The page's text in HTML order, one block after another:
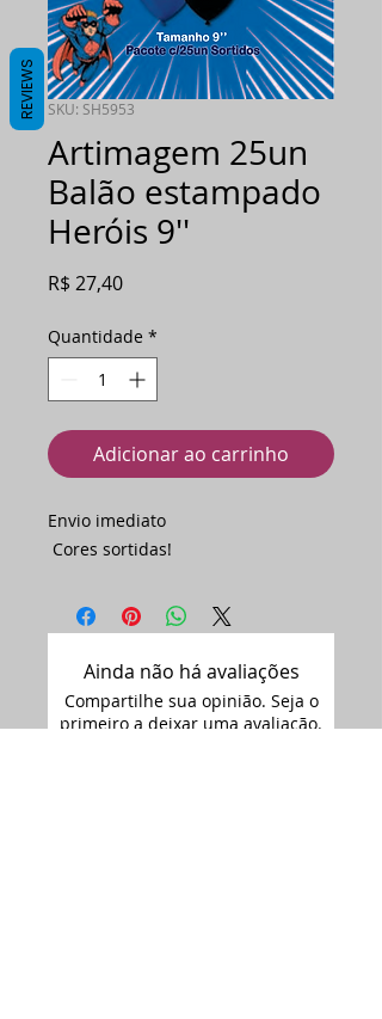
SKU: SH5953
Artimagem 25un
Balão estampado
Heróis 9''
R$ 27,40Preço
Quantidade *
Adicionar ao carrinho
Envio imediato
Cores sortidas!
Ainda não há avaliações
Compartilhe sua opinião. Seja o
primeiro a deixar uma avaliação.
REVIEWS